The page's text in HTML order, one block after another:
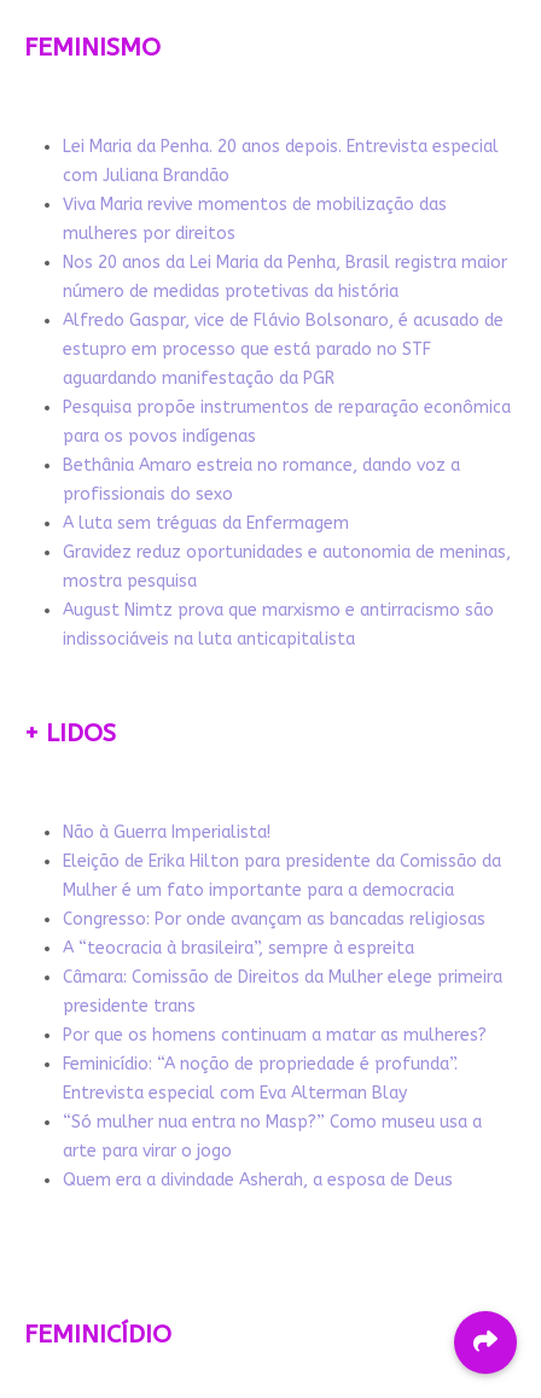
FEMINISMO
Lei Maria da Penha. 20 anos depois. Entrevista especial
com Juliana Brandão
Viva Maria revive momentos de mobilização das
mulheres por direitos
Nos 20 anos da Lei Maria da Penha, Brasil registra maior
número de medidas protetivas da história
Alfredo Gaspar, vice de Flávio Bolsonaro, é acusado de
estupro em processo que está parado no STF
aguardando manifestação da PGR
Pesquisa propõe instrumentos de reparação econômica
para os povos indígenas
Bethânia Amaro estreia no romance, dando voz a
profissionais do sexo
A luta sem tréguas da Enfermagem
Gravidez reduz oportunidades e autonomia de meninas,
mostra pesquisa
August Nimtz prova que marxismo e antirracismo são
indissociáveis na luta anticapitalista
+ LIDOS
Não à Guerra Imperialista!
Eleição de Erika Hilton para presidente da Comissão da
Mulher é um fato importante para a democracia
Congresso: Por onde avançam as bancadas religiosas
A “teocracia à brasileira”, sempre à espreita
Câmara: Comissão de Direitos da Mulher elege primeira
presidente trans
Por que os homens continuam a matar as mulheres?
Feminicídio: “A noção de propriedade é profunda”.
Entrevista especial com Eva Alterman Blay
“Só mulher nua entra no Masp?” Como museu usa a
arte para virar o jogo
Quem era a divindade Asherah, a esposa de Deus
FEMINICÍDIO